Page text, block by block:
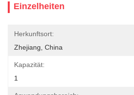
Einzelheiten
Herkunftsort:
Zhejiang, China
Kapazität:
1